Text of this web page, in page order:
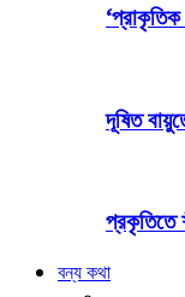
দূষিত
প্রকৃতিতে
বন্য কথা